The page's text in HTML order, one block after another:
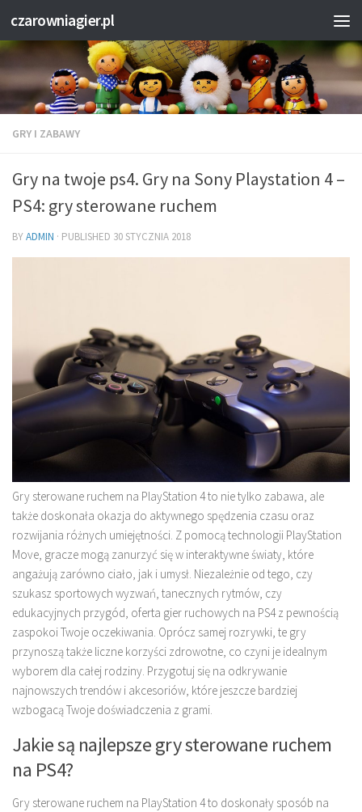
czarowniagier.pl
GRY I ZABAWY
Gry na twoje ps4. Gry na Sony Playstation 4 –
PS4: gry sterowane ruchem
BYADMIN · PUBLISHED 30 STYCZNIA 2018
Gry sterowane ruchem na PlayStation 4 to nie tylko zabawa, ale
także doskonała okazja do aktywnego spędzenia czasu oraz
rozwijania różnych umiejętności. Z pomocą technologii PlayStation
Move, gracze mogą zanurzyć się w interaktywne światy, które
angażują zarówno ciało, jak i umysł. Niezależnie od tego, czy
szukasz sportowych wyzwań, tanecznych rytmów, czy
edukacyjnych przygód, oferta gier ruchowych na PS4 z pewnością
zaspokoi Twoje oczekiwania. Oprócz samej rozrywki, te gry
przynoszą także liczne korzyści zdrowotne, co czyni je idealnym
wyborem dla całej rodziny. Przygotuj się na odkrywanie
najnowszych trendów i akcesoriów, które jeszcze bardziej
wzbogacą Twoje doświadczenia z grami.
Jakie są najlepsze gry sterowane ruchem
na PS4?
Gry sterowane ruchem na PlayStation 4 to doskonały sposób na